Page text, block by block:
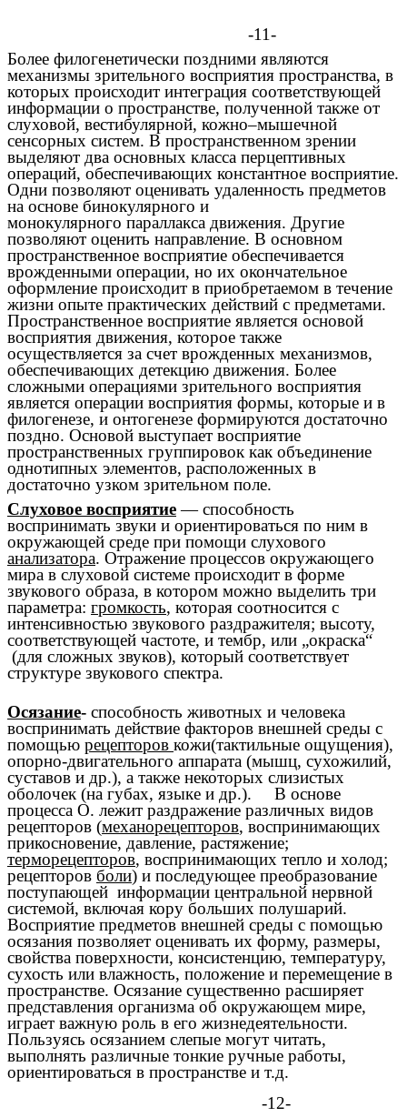
-11-
Более филогенетически поздними являются
механизмы зрительного восприятия пространства, в
которых происходит интеграция соответствующей
информации о пространстве, полученной также от
слуховой,вестибулярной, кожно–мышечной
сенсорных систем. В пространственном зрении
выделяют два основных класса перцептивных
операций, обеспечивающих константное восприятие.
Одни позволяют оценивать удаленность предметов
на основе бинокулярного и
монокулярного параллакса движения. Другие
позволяют оценить направление. В основном
пространственное восприятие обеспечивается
врожденными операции, но их окончательное
оформление происходит в приобретаемом в течение
жизни опыте практических действий с предметами.
Пространственное восприятие является основой
восприятия движения, которое также
осуществляется за счет врожденных механизмов,
обеспечивающих детекцию движения. Более
сложными операциями зрительного восприятия
является операции восприятия формы, которые и в
филогенезе, и онтогенезе формируются достаточно
поздно. Основой выступает восприятие
пространственных группировок как объединение
однотипных элементов, расположенных в
достаточно узком зрительном поле.
Слуховое восприятие— способность
воспринимать звуки и ориентироваться по ним в
окружающей среде при помощи слухового
анализатора. Отражение процессов окружающего
мира в слуховой системе происходит в форме
звукового образа, в котором можно выделить три
параметра: громкость, которая соотносится с
интенсивностью звукового раздражителя; высоту,
соответствующей частоте, и тембр, или „окраска“
(для сложных звуков), который соответствует
структуре звукового спектра.
Осязание- способность животных и человека
воспринимать действие факторов внешней среды с
помощью рецепторов кожи(тактильные ощущения),
опорно-двигательного аппарата (мышц, сухожилий,
суставов и др.), а также некоторых слизистых
оболочек (на губах, языке и др.). В основе
процесса О. лежит раздражение различных видов
рецепторов (механорецепторов, воспринимающих
прикосновение, давление, растяжение;
терморецепторов, воспринимающих тепло и холод;
рецепторов боли) и последующее преобразование
поступающей информации центральной нервной
системой, включая кору больших полушарий.
Восприятие предметов внешней среды с помощью
осязания позволяет оценивать их форму, размеры,
свойства поверхности, консистенцию, температуру,
сухость или влажность, положение и перемещение в
пространстве. Осязание существенно расширяет
представления организма об окружающем мире,
играет важную роль в его жизнедеятельности.
Пользуясь осязанием слепые могут читать,
выполнять различные тонкие ручные работы,
ориентироваться в пространстве и т.д.
-12-